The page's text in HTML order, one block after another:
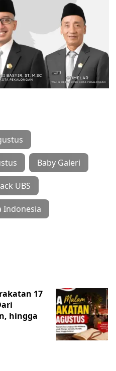
Baby Galeri
UBS
Indonesia
17
hingga